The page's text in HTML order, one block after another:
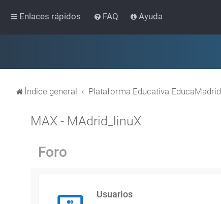
Enlaces rápidos FAQ Ayuda
Índice general Plataforma Educativa EducaMadrid
MAX - MAdrid_linuX
Foro
Usuarios